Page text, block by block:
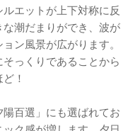
エットが上下対称に反
潮だまりができ、波が
ン風景が広がります。
っくりであることから
！
百選」にも選ばれてお